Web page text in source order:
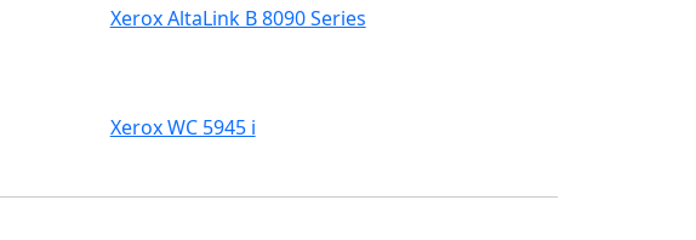
Xerox AltaLink B 8090 Series
Xerox WC 5945 i